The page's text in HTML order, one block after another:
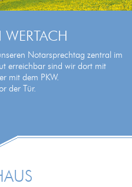
Notarsprechtag zentral im
erreichbar sind wir dort mit
mit dem PKW.
der Tür.